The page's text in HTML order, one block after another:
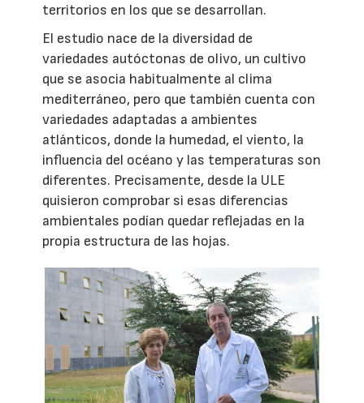
territorios en los que se desarrollan.
El estudio nace de la diversidad de
variedades autóctonas de olivo, un cultivo
que se asocia habitualmente al clima
mediterráneo, pero que también cuenta con
variedades adaptadas a ambientes
atlánticos, donde la humedad, el viento, la
influencia del océano y las temperaturas son
diferentes. Precisamente, desde la ULE
quisieron comprobar si esas diferencias
ambientales podían quedar reflejadas en la
propia estructura de las hojas.